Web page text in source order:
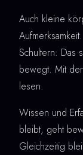
Auch kleine
Schultern: Das
bewegt. Mit
lesen.
Wissen und
bleibt, geht
Gleichzeitig